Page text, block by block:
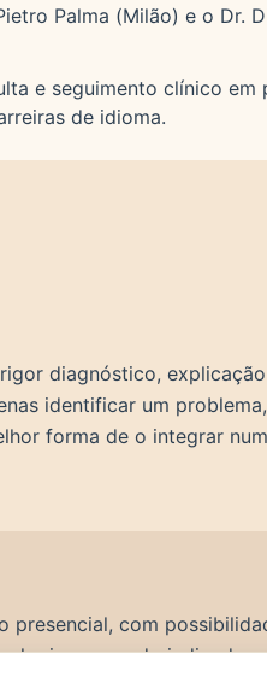
Palma (Milão) e o Dr.
e seguimento clínico em
de idioma.
diagnóstico,
identificar um
forma de o integrar
presencial, com
e, quando indicado,